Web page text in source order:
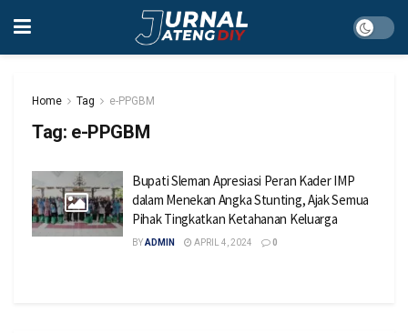
Home Tag e-PPGBM
Tag: e-PPGBM
Bupati Sleman Apresiasi Peran Kader IMP
dalam Menekan Angka Stunting, Ajak Semua
Pihak Tingkatkan Ketahanan Keluarga
BYADMIN APRIL 4, 2024 0